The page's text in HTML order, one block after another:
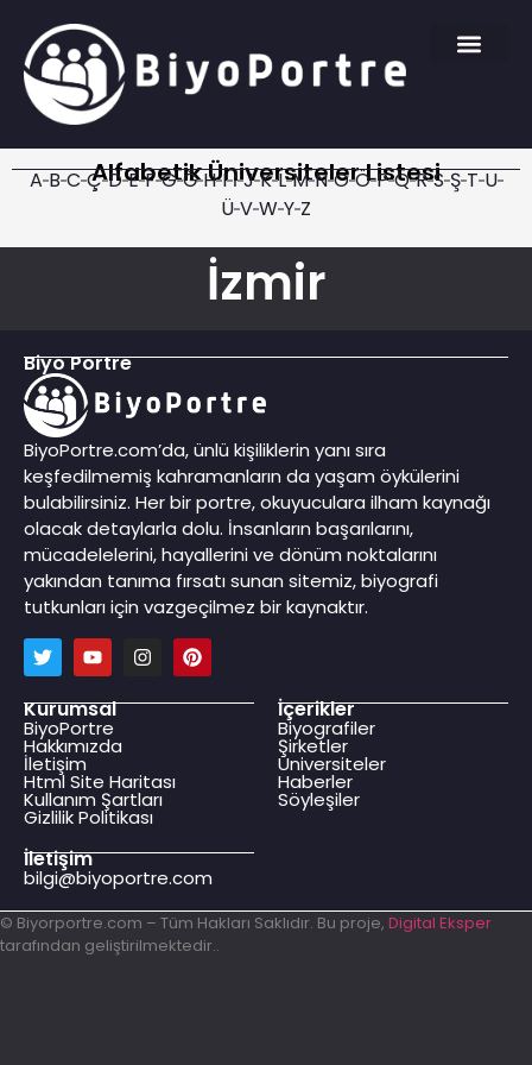
Alfabetik Üniversiteler Listesi
A B C Ç D E F G Ğ H I İ J K L M N O Ö P Q R S Ş T U
Ü V W Y Z
İzmir
Biyo Portre
BiyoPortre.com’da, ünlü kişiliklerin yanı sıra
keşfedilmemiş kahramanların da yaşam öykülerini
bulabilirsiniz. Her bir portre, okuyuculara ilham kaynağı
olacak detaylarla dolu. İnsanların başarılarını,
mücadelelerini, hayallerini ve dönüm noktalarını
yakından tanıma fırsatı sunan sitemiz, biyografi
tutkunları için vazgeçilmez bir kaynaktır.
Kurumsal
BiyoPortre
Hakkımızda
İletişim
Html Site Haritası
Kullanım Şartları
Gizlilik Politikası
İçerikler
Biyografiler
Şirketler
Üniversiteler
Haberler
Söyleşiler
İletişim
bilgi@biyoportre.com
© Biyorportre.com – Tüm Hakları Saklıdır. Bu proje, Digital Eksper
tarafından geliştirilmektedir..